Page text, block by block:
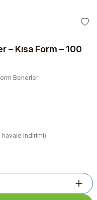
– Kısa Form – 100
Beherler
havale indirimi)